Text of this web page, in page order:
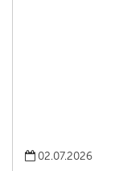
02.07.2026